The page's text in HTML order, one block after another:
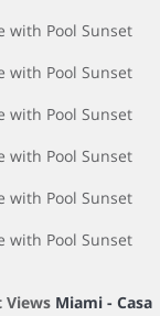
Views Miami - Casa